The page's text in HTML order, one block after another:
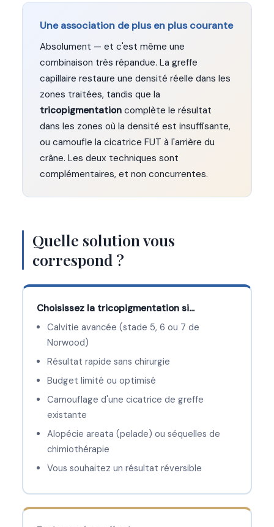
Une association de plus en plus courante
Absolument — et c'est même une
combinaison très répandue. La greffe
capillaire restaure une densité réelle dans les
zones traitées, tandis que la
tricopigmentation complète le résultat
dans les zones où la densité est insuffisante,
ou camoufle la cicatrice FUT à l'arrière du
crâne. Les deux techniques sont
complémentaires, et non concurrentes.
Quelle solution vous
correspond ?
Choisissez la tricopigmentation si…
Calvitie avancée (stade 5, 6 ou 7 de
Norwood)
Résultat rapide sans chirurgie
Budget limité ou optimisé
Camouflage d'une cicatrice de greffe
existante
Alopécie areata (pelade) ou séquelles de
chimiothérapie
Vous souhaitez un résultat réversible